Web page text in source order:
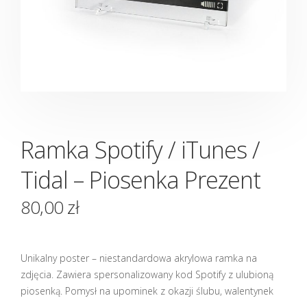
Ramka Spotify / iTunes /
Tidal – Piosenka Prezent
80,00zł
Unikalny poster – niestandardowa akrylowa ramka na
zdjęcia. Zawiera spersonalizowany kod Spotify z ulubioną
piosenką. Pomysł na upominek z okazji ślubu, walentynek